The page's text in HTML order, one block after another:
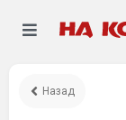
Назад